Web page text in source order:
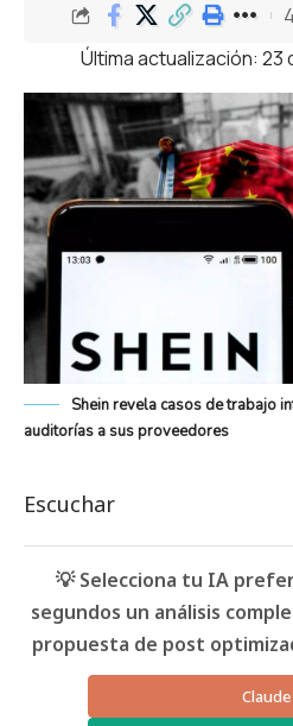
Última actualización: 23
Shein revela casos de trabajo
auditorías a sus proveedores
Escuchar
💡 Selecciona tu IA
segundos un análisis
propuesta de post
Claude